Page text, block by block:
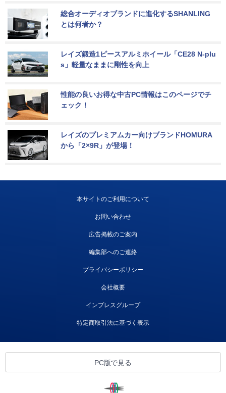
総合オーディオブランドに進化するSHANLING
とは何者か？
レイズ鍛造1ピースアルミホイール「CE28 N-plu
s」軽量なままに剛性を向上
性能の良いお得な中古PC情報はこのページでチ
ェック！
レイズのプレミアムカー向けブランドHOMURA
から「2×9R」が登場！
本サイトのご利用について
お問い合わせ
広告掲載のご案内
編集部へのご連絡
プライバシーポリシー
会社概要
インプレスグループ
特定商取引法に基づく表示
PC版で見る